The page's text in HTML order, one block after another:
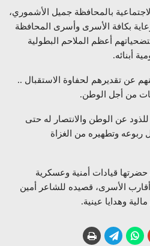
بالمحافظة جميل الأشموري،
بكافة الأسرى وأسرى المحافظة
أعظم الملاحم البطولية
أبنائه.
عن تقديرهم لحفاوة الاستقبال ..
من أجل الوطن.
عن الوطن والانتصار له حتى
ربوعه وتطهيره من الغزاة
حضرتها قيادات أمنية وعسكرية
الأسرى، قصيده للشاعر أمين
وهدايا عينية.